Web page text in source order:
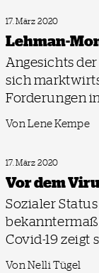
17. März 2020
Lehman-
Angesichts
sich
Forderungen
Von Lene Kempe
17. März 2020
Vor dem
Sozialer
Covid-19 zeigt
Von Nelli Tügel